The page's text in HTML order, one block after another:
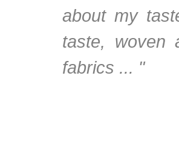
about my
taste, woven
fabrics ... "